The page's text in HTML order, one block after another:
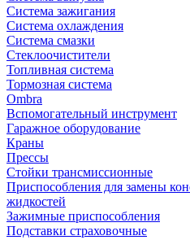
Система зажигания
Система охлаждения
Система смазки
Стеклоочистители
Топливная система
Тормозная система
Ombra
Вспомогательный инструмент
Гаражное оборудование
Краны
Прессы
Стойки трансмиссионные
Приспособления для замены
жидкостей
Зажимные приспособления
Подставки страховочные